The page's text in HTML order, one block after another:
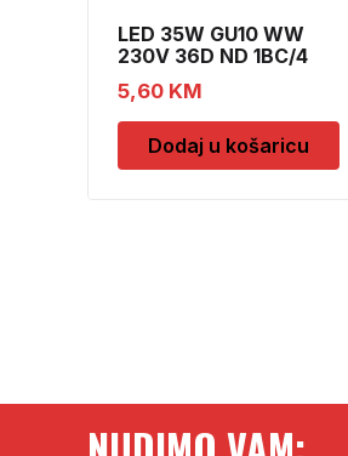
LED 35W GU10 WW
230V 36D ND 1BC/4
5,60 KM
Dodaj u košaricu